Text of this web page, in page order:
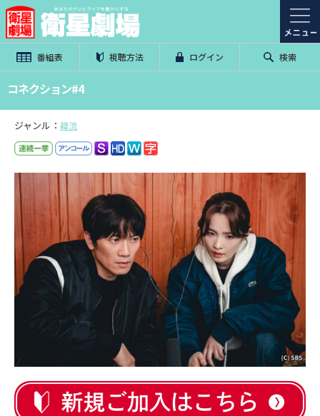
番組表 視聴方法 ログイン 検索
コネクション#4
ジャンル： 韓流